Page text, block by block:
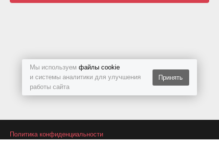
Мы используем файлы cookie
и системы аналитики для улучшения
работы сайта
Принять
Политика конфиденциальности